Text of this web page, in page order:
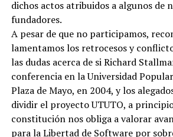
dichos actos atribuidos a algunos de
fundadores.
A pesar de que no participamos,
lamentamos los retrocesos y
las dudas acerca de si Richard
conferencia en la Universidad
Plaza de Mayo, en 2004, y los
dividir el proyecto UTUTO, a
constitución nos obliga a valorar
para la Libertad de Software por